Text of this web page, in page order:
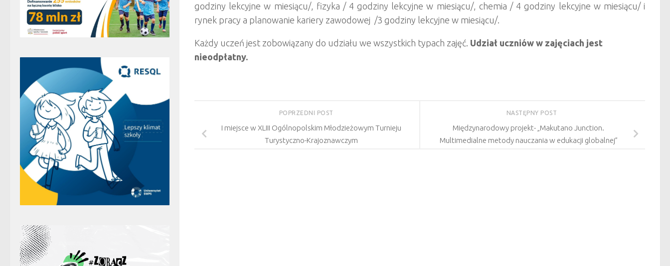
godziny lekcyjne w miesiącu/, fizyka / 4 godziny lekcyjne w miesiącu/, chemia / 4 godziny lekcyjne w miesiącu/ i
rynek pracy a planowanie kariery zawodowej /3 godziny lekcyjne w miesiącu/.
Każdy uczeń jest zobowiązany do udziału we wszystkich typach zajęć. Udział uczniów w zajęciach jest
nieodpłatny.
NASTĘPNY POST
Międzynarodowy projekt- „Makutano Junction.
Multimedialne metody nauczania w edukacji globalnej”
POPRZEDNI POST
I miejsce w XLIII Ogólnopolskim Młodzieżowym Turnieju
Turystyczno-Krajoznawczym